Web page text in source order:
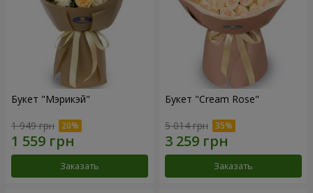
Букет "Мэрикэй"
1 949 грн
Заказать
Букет "Cream Rose"
5 014 грн
Заказать